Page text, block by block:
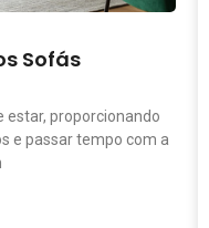
Sofás
estar, proporcionando
e passar tempo com a